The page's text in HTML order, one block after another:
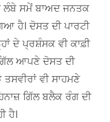
ਲੰਬੇ ਸਮੇਂ ਬਾਅਦ ਜਨਤਕ
ਹੈ। ਦੋਸਤ ਦੀ ਪਾਰਟੀ
ਦੇ ਪ੍ਰਸ਼ੰਸਕ ਵੀ ਕਾਫ਼ੀ
ਆਪਣੇ ਦੋਸਤ ਦੀ
ਵੀ ਸਾਹਮਣੇ
ਗਿੱਲ ਬਲੈਕ ਰੰਗ ਦੀ
ਹੈ।